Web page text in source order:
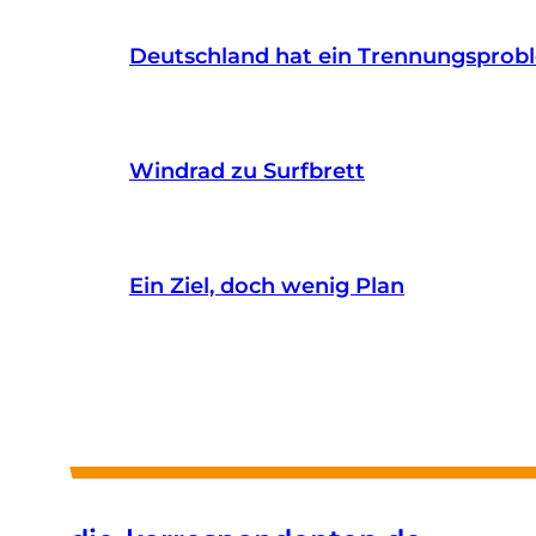
Deutschland hat ein
Windrad zu Surfbrett
Ein Ziel, doch wenig Plan